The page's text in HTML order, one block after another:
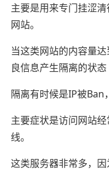
主要是用来专门挂涩
网站。
当这类网站的内容量
良信息产生隔离的状
隔离有时候是IP被Ban
主要症状是访问网站
线。
这类服务器非常多，